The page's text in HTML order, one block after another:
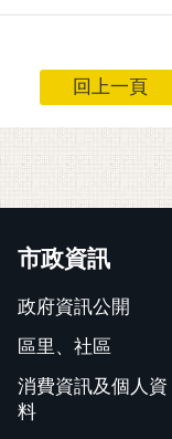
回上一頁
市政資訊
政府資訊公開
區里、社區
消費資訊及個人資
料